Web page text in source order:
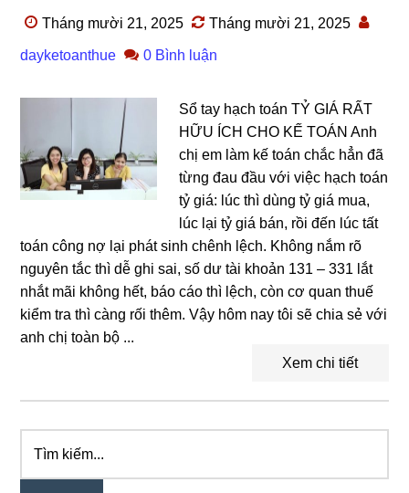
Tháng mười 21, 2025 Tháng mười 21, 2025
dayketoanthue 0 Bình luận
Sổ tay hạch toán TỶ GIÁ RẤT
HỮU ÍCH CHO KẾ TOÁN Anh
chị em làm kế toán chắc hẳn đã
từng đau đầu với việc hạch toán
tỷ giá: lúc thì dùng tỷ giá mua,
lúc lại tỷ giá bán, rồi đến lúc tất
toán công nợ lại phát sinh chênh lệch. Không nắm rõ
nguyên tắc thì dễ ghi sai, số dư tài khoản 131 – 331 lắt
nhắt mãi không hết, báo cáo thì lệch, còn cơ quan thuế
kiểm tra thì càng rối thêm. Vậy hôm nay tôi sẽ chia sẻ với
anh chị toàn bộ ...
Xem chi tiết
Primary
Sidebar
kiếm...